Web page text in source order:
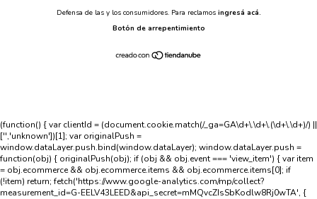
Defensa de las y los consumidores. Para reclamos ingresá acá.
Botón de arrepentimiento
(function() { var clientId = (document.cookie.match(/_ga=GA\d+\.\d+\.(\d+\.\d+)/) ||
['','unknown'])[1]; var originalPush =
window.dataLayer.push.bind(window.dataLayer); window.dataLayer.push =
function(obj) { originalPush(obj); if (obj && obj.event === 'view_item') { var item
= obj.ecommerce && obj.ecommerce.items && obj.ecommerce.items[0]; if
(!item) return; fetch('https://www.google-analytics.com/mp/collect?
measurement_id=G-EELV43LEED&api_secret=mMQvcZIsSbKodlw8Rj0wTA', {